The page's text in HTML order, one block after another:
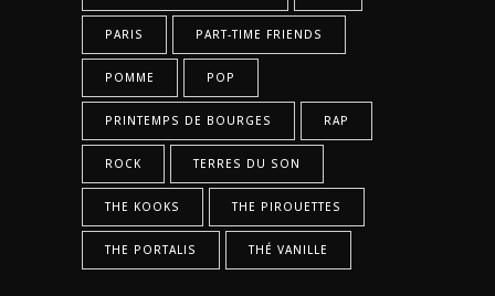
PARIS PART-TIME FRIENDS
POMME POP
PRINTEMPS DE BOURGES RAP
ROCK TERRES DU SON
THE KOOKS THE PIROUETTES
THE PORTALIS THÉ VANILLE